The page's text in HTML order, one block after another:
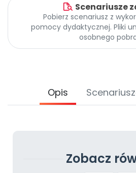
Scenariusze
Pobierz scenariusz z
pomocy dydaktycznej. Pliki
osobnego
Opis
Zobacz